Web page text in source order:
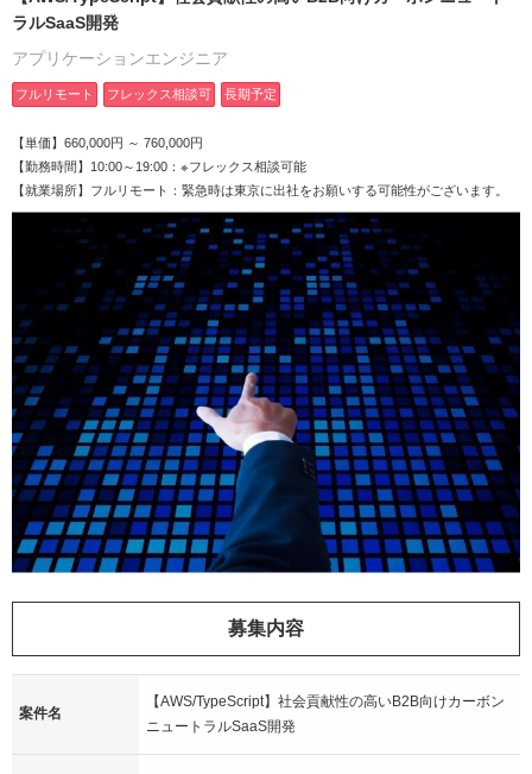
ラルSaaS開発
アプリケーションエンジニア
フルリモート フレックス相談可 長期予定
【単価】660,000円 ～ 760,000円
【勤務時間】10:00～19:00：※フレックス相談可能
【就業場所】フルリモート：緊急時は東京に出社をお願いする可能性がございます。
募集内容
案件名
【AWS/TypeScript】社会貢献性の高いB2B向けカーボン
ニュートラルSaaS開発